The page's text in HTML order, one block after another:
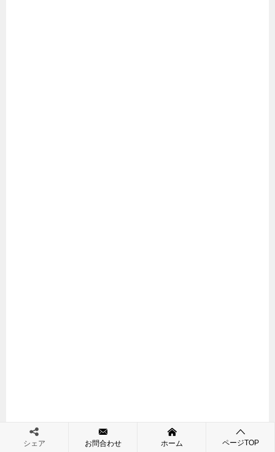
シェア お問合わせ ホーム ページTOP